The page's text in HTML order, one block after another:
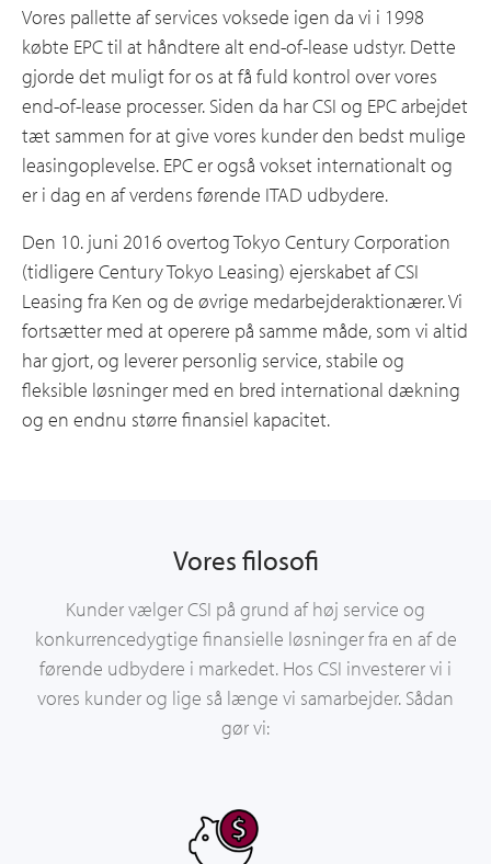
Vores pallette af services voksede igen da vi i 1998
købte EPC til at håndtere alt end-of-lease udstyr. Dette
gjorde det muligt for os at få fuld kontrol over vores
end-of-lease processer. Siden da har CSI og EPC arbejdet
tæt sammen for at give vores kunder den bedst mulige
leasingoplevelse. EPC er også vokset internationalt og
er i dag en af verdens førende ITAD udbydere.
Den 10. juni 2016 overtog Tokyo Century Corporation
(tidligere Century Tokyo Leasing) ejerskabet af CSI
Leasing fra Ken og de øvrige medarbejderaktionærer. Vi
fortsætter med at operere på samme måde, som vi altid
har gjort, og leverer personlig service, stabile og
fleksible løsninger med en bred international dækning
og en endnu større finansiel kapacitet.
Vores filosofi
Kunder vælger CSI på grund af høj service og
konkurrencedygtige finansielle løsninger fra en af de
førende udbydere i markedet. Hos CSI investerer vi i
vores kunder og lige så længe vi samarbejder. Sådan
gør vi: